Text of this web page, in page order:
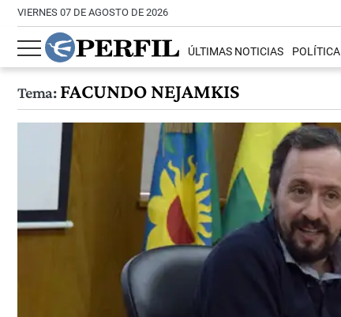
VIERNES 07 DE AGOSTO DE 2026
ÚLTIMAS NOTICIAS POLÍTICA
Tema:FACUNDO NEJAMKIS